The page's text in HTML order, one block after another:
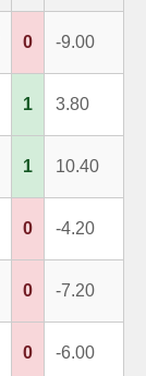
0 -9.00
1 3.80
1 10.40
0 -4.20
0 -7.20
0 -6.00